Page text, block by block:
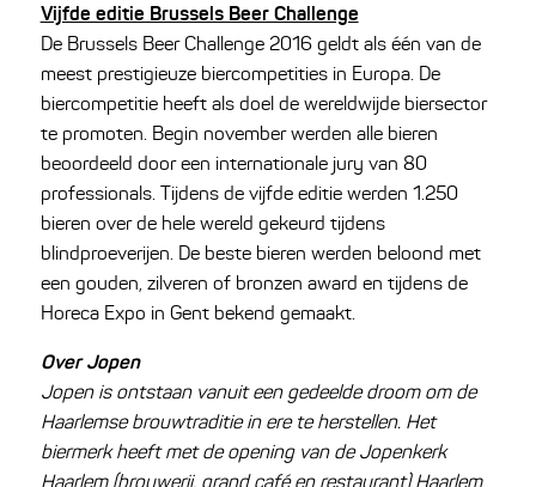
Vijfde editie Brussels Beer Challenge
De Brussels Beer Challenge 2016 geldt als één van de
meest prestigieuze biercompetities in Europa. De
biercompetitie heeft als doel de wereldwijde biersector
te promoten. Begin november werden alle bieren
beoordeeld door een internationale jury van 80
professionals. Tijdens de vijfde editie werden 1.250
bieren over de hele wereld gekeurd tijdens
blindproeverijen. De beste bieren werden beloond met
een gouden, zilveren of bronzen award en tijdens de
Horeca Expo in Gent bekend gemaakt.
Over Jopen
Jopen is ontstaan vanuit een gedeelde droom om de
Haarlemse brouwtraditie in ere te herstellen. Het
biermerk heeft met de opening van de Jopenkerk
Haarlem (brouwerij, grand café en restaurant) Haarlem